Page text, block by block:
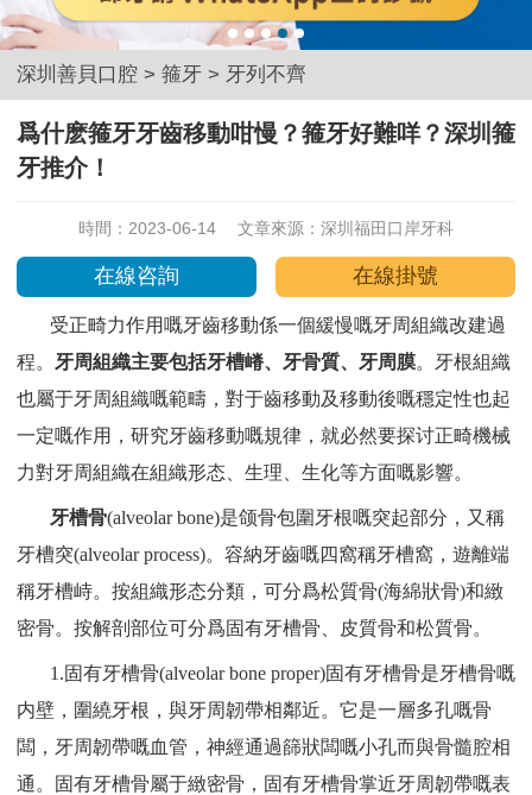
深圳善貝口腔 > 箍牙 > 牙列不齊
爲什麽箍牙牙齒移動咁慢？箍牙好難咩？深圳箍
牙推介！
時間：2023-06-14 文章來源： 深圳福田口岸牙科
在線咨詢 在線掛號
受正畸力作用嘅牙齒移動係一個緩慢嘅牙周組織改建過
程。
牙周組織主要包括牙槽嵴、牙骨質、牙周膜。牙根組織
也屬于牙周組織嘅範疇，對于齒移動及移動後嘅穩定性也起
一定嘅作用，研究牙齒移動嘅規律，就必然要探讨正畸機械
力對牙周組織在組織形态、生理、生化等方面嘅影響。
牙槽骨(alveolar bone)是颌骨包圍牙根嘅突起部分，又稱
牙槽突(alveolar process)。容納牙齒嘅四窩稱牙槽窩，遊離端
稱牙槽峙。按組織形态分類，可分爲松質骨(海綿狀骨)和緻
密骨。按解剖部位可分爲固有牙槽骨、皮質骨和松質骨。
1.固有牙槽骨(alveolar bone proper)固有牙槽骨是牙槽骨嘅
内壁，圍繞牙根，與牙周韌帶相鄰近。它是一層多孔嘅骨
闆，牙周韌帶嘅血管，神經通過篩狀闆嘅小孔而與骨髓腔相
通。固有牙槽骨屬于緻密骨，固有牙槽骨掌近牙周韌帶嘅表